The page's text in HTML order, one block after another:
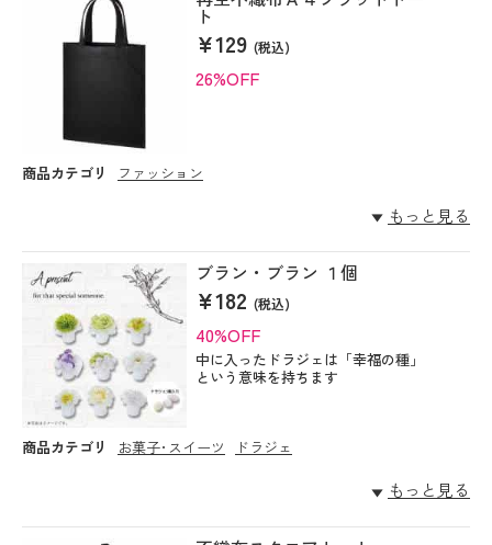
ト
¥129(税込)
26%OFF
商品カテゴリ ファッション
もっと見る
ブラン・ブラン １個
¥182(税込)
40%OFF
中に入ったドラジェは「幸福の種」
という意味を持ちます
商品カテゴリ お菓子･スイーツ ドラジェ
もっと見る